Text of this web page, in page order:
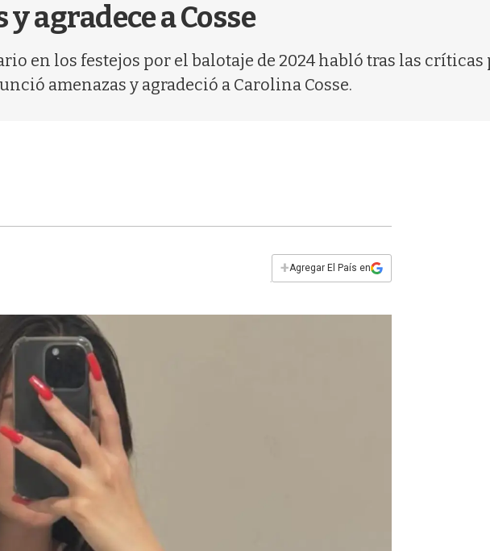
agradece a Cosse
en los festejos por el balotaje de 2024 habló tras las críticas
amenazas y agradeció a Carolina Cosse.
+Agregar El País en